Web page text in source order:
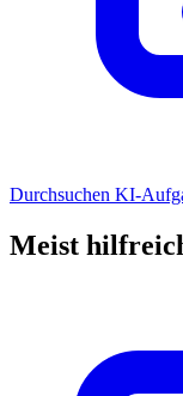
Durchsuchen KI-
Meist